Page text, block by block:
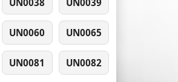
UN0038 UN0039
UN0060 UN0065
UN0081 UN0082